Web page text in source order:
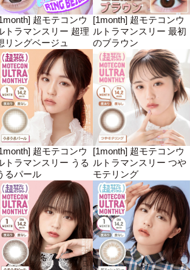
超モテコンウ
トラマンスリー 超理
リングベージュ
[1month] 超モテコンウ
ルトラマンスリー 最初
のブラウン
超モテコンウ
トラマンスリー うる
るパール
[1month] 超モテコンウ
ルトラマンスリー つや
モテリング